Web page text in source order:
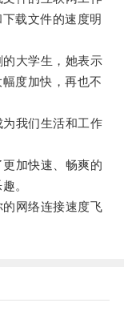
载文件的速度明
大学生，她表示
度加快，再也不
我们生活和工作
加快速、畅爽的
。
网络连接速度飞